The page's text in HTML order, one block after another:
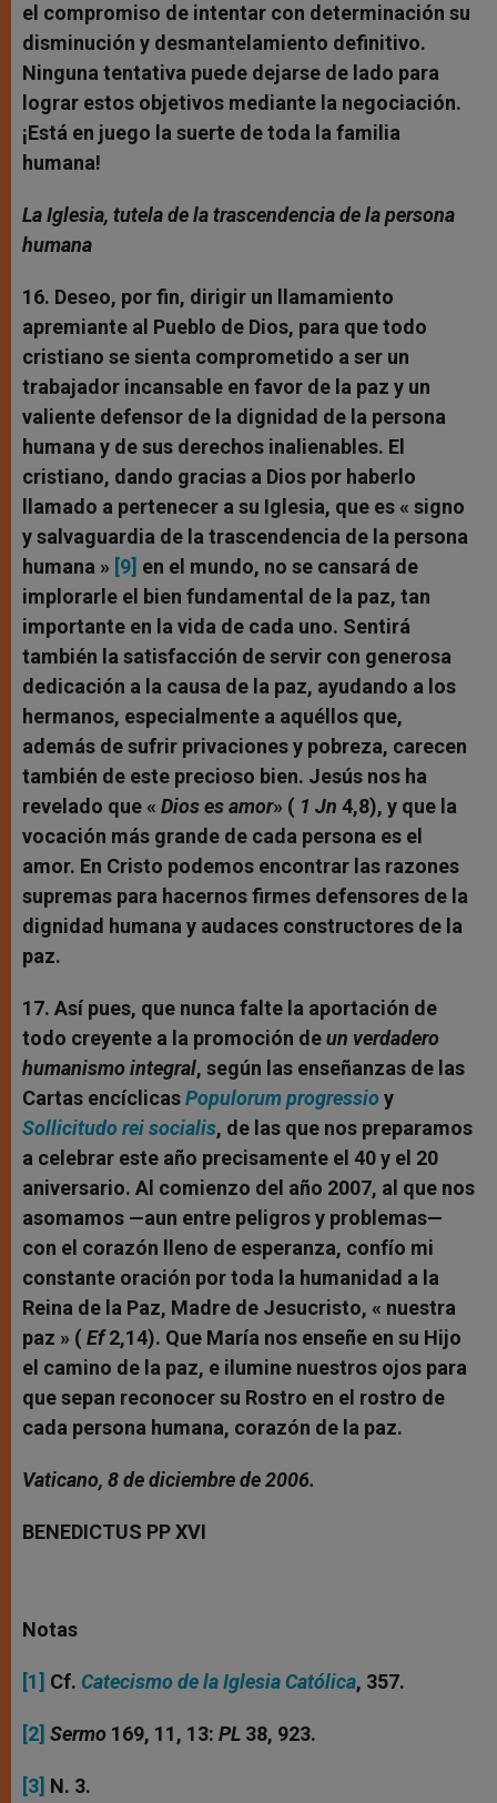
el compromiso de intentar con determinación su
disminución y desmantelamiento definitivo.
Ninguna tentativa puede dejarse de lado para
lograr estos objetivos mediante la negociación.
¡Está en juego la suerte de toda la familia
humana!
La Iglesia, tutela de la trascendencia de la persona
humana
16. Deseo, por fin, dirigir un llamamiento
apremiante al Pueblo de Dios, para que todo
cristiano se sienta comprometido a ser un
trabajador incansable en favor de la paz y un
valiente defensor de la dignidad de la persona
humana y de sus derechos inalienables. El
cristiano, dando gracias a Dios por haberlo
llamado a pertenecer a su Iglesia, que es « signo
y salvaguardia de la trascendencia de la persona
humana » [9] en el mundo, no se cansará de
implorarle el bien fundamental de la paz, tan
importante en la vida de cada uno. Sentirá
también la satisfacción de servir con generosa
dedicación a la causa de la paz, ayudando a los
hermanos, especialmente a aquéllos que,
además de sufrir privaciones y pobreza, carecen
también de este precioso bien. Jesús nos ha
revelado que « Dios es amor» ( 1 Jn 4,8), y que la
vocación más grande de cada persona es el
amor. En Cristo podemos encontrar las razones
supremas para hacernos firmes defensores de la
dignidad humana y audaces constructores de la
paz.
17. Así pues, que nunca falte la aportación de
todo creyente a la promoción deun verdadero
humanismo integral, según las enseñanzas de las
Cartas encíclicasPopulorum progressioy
Sollicitudo rei socialis, de las que nos preparamos
a celebrar este año precisamente el 40 y el 20
aniversario. Al comienzo del año 2007, al que nos
asomamos —aun entre peligros y problemas—
con el corazón lleno de esperanza, confío mi
constante oración por toda la humanidad a la
Reina de la Paz, Madre de Jesucristo, « nuestra
paz » ( Ef2,14). Que María nos enseñe en su Hijo
el camino de la paz, e ilumine nuestros ojos para
que sepan reconocer su Rostro en el rostro de
cada persona humana, corazón de la paz.
Vaticano, 8 de diciembre de 2006.
BENEDICTUS PP XVI
Notas
[1] Cf. Catecismo de la Iglesia Católica, 357.
[2] Sermo 169, 11, 13: PL 38, 923.
[3] N. 3.